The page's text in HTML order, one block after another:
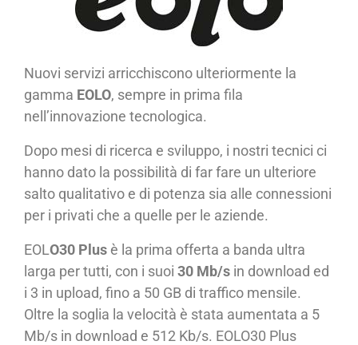
Nuovi servizi arricchiscono ulteriormente la
gamma EOLO, sempre in prima fila
nell’innovazione tecnologica.
Dopo mesi di ricerca e sviluppo, i nostri tecnici ci
hanno dato la possibilità di far fare un ulteriore
salto qualitativo e di potenza sia alle connessioni
per i privati che a quelle per le aziende.
EOLO30 Plus è la prima offerta a banda ultra
larga per tutti, con i suoi 30 Mb/s in download ed
i 3 in upload, fino a 50 GB di traffico mensile.
Oltre la soglia la velocità è stata aumentata a 5
Mb/s in download e 512 Kb/s. EOLO30 Plus